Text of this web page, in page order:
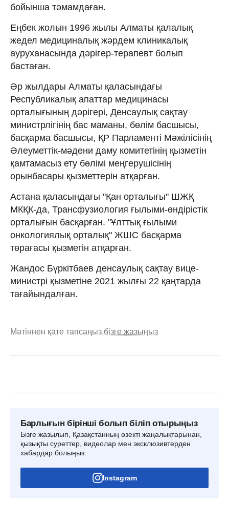
бойынша тәмамдаған.
Еңбек жолын 1996 жылы Алматы қалалық
жедел медициналық жәрдем клиникалық
ауруханасында дәрігер-терапевт болып
бастаған.
Әр жылдары Алматы қаласындағы
Республикалық апаттар медицинасы
орталығының дәрігері, Денсаулық сақтау
министрлігінің бас маманы, бөлім басшысы,
басқарма басшысы, ҚР Парламенті Мәжілісінің
Әлеуметтік-мәдени даму комитетінің қызметін
қамтамасыз ету бөлімі меңгерушісінің
орынбасары қызметтерін атқарған.
Астана қаласындағы "Қан орталығы" ШЖҚ
МКҚК-да, Трансфузиология ғылыми-өндірістік
орталығын басқарған. "Ұлттық ғылыми
онкологиялық орталық" ЖШС басқарма
төрағасы қызметін атқарған.
Жандос Бүркітбаев денсаулық сақтау вице-
министрі қызметіне 2021 жылғы 22 қаңтарда
тағайындалған.
Мәтіннен қате тапсаңыз,бізге жазыңыз
Барлығын бірінші болып біліп отырыңыз
Бізге жазылып, Қазақстанның өзекті жаңалықтарынан,
қызықты суреттер, видеолар мен эксклюзивтерден
хабардар болыңыз.
Instagram